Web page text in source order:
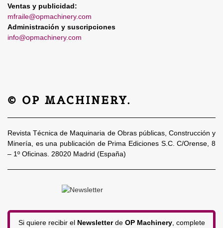
Ventas y publicidad:
mfraile@opmachinery.com
Administración y suscripciones
info@opmachinery.com
© OP MACHINERY.
Revista Técnica de Maquinaria de Obras públicas, Construcción y
Minería, es una publicación de Prima Ediciones S.C. C/Orense, 8
– 1º Oficinas. 28020 Madrid (España)
Si quiere recibir el Newsletterde OP Machinery, complete